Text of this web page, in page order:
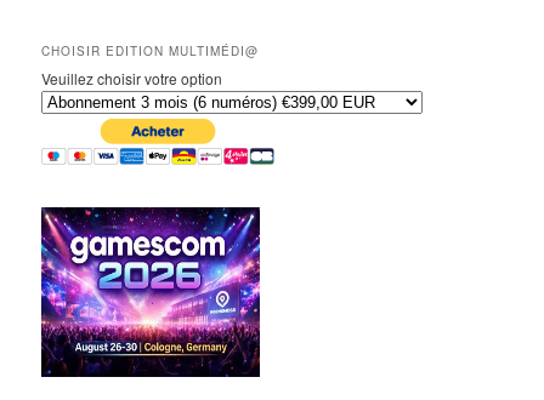
CHOISIR EDITION MULTIMÉDI@
Veuillez choisir votre option